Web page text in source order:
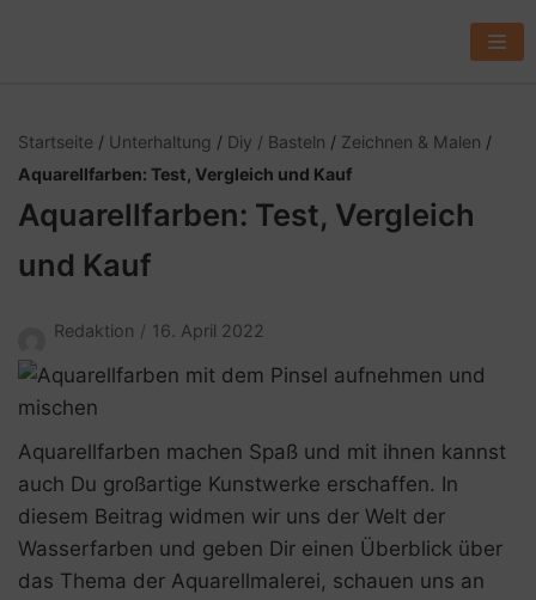
a
r
i
n
g
e
n
Startseite / Unterhaltung / Diy / Basteln / Zeichnen & Malen /
Aquarellfarben: Test, Vergleich und Kauf
Aquarellfarben: Test, Vergleich
und Kauf
Redaktion 16. April 2022
Aquarellfarben machen Spaß und mit ihnen kannst
auch Du großartige Kunstwerke erschaffen. In
diesem Beitrag widmen wir uns der Welt der
Wasserfarben und geben Dir einen Überblick über
das Thema der Aquarellmalerei, schauen uns an